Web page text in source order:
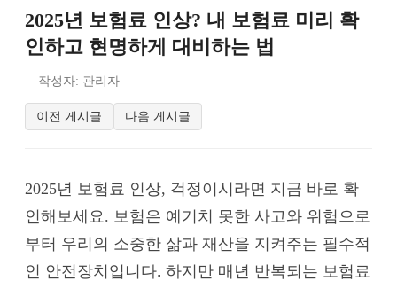
2025년 보험료 인상? 내 보험료 미리 확
인하고 현명하게 대비하는 법
작성자: 관리자
이전 게시글 다음 게시글
2025년 보험료 인상, 걱정이시라면 지금 바로 확
인해보세요. 보험은 예기치 못한 사고와 위험으로
부터 우리의 소중한 삶과 재산을 지켜주는 필수적
인 안전장치입니다. 하지만 매년 반복되는 보험료